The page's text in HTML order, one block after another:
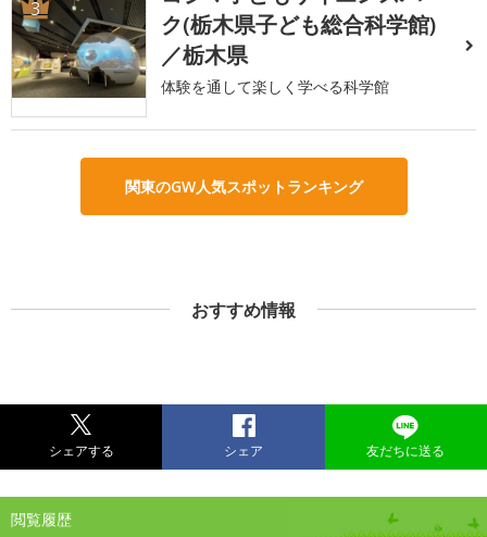
3
ク(栃木県子ども総合科学館)
／栃木県
体験を通して楽しく学べる科学館
関東のGW人気スポットランキング
おすすめ情報
シェアする シェア 友だちに送る
閲覧履歴